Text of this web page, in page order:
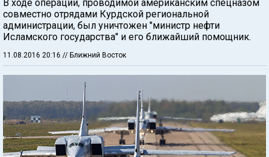
В ходе операции, проводимой американским спецназом
совместно отрядами Курдской региональной
администрации, был уничтожен "министр нефти
Исламского государства" и его ближайший помощник.
11.08.2016 20:16 // Ближний Восток